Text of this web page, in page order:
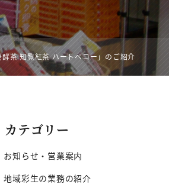
茶 知覧紅茶 ハートペコー」のご紹介
カテゴリー
お知らせ・営業案内
地域彩生の業務の紹介